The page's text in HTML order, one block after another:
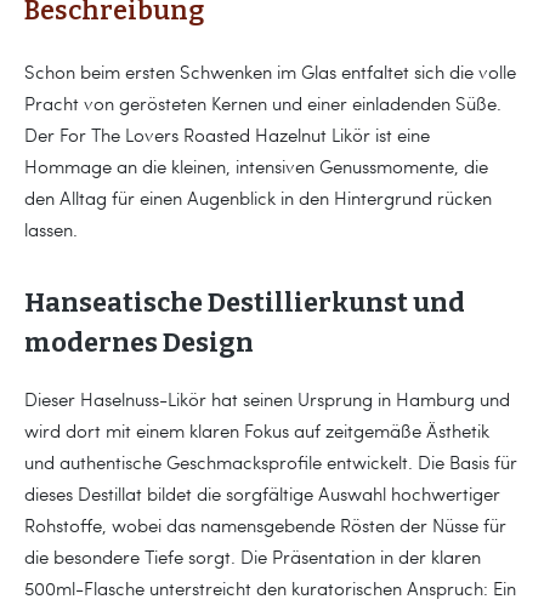
Beschreibung
Schon beim ersten Schwenken im Glas entfaltet sich die volle
Pracht von gerösteten Kernen und einer einladenden Süße.
Der For The Lovers Roasted Hazelnut Likör ist eine
Hommage an die kleinen, intensiven Genussmomente, die
den Alltag für einen Augenblick in den Hintergrund rücken
lassen.
Hanseatische Destillierkunst und
modernes Design
Dieser Haselnuss-Likör hat seinen Ursprung in Hamburg und
wird dort mit einem klaren Fokus auf zeitgemäße Ästhetik
und authentische Geschmacksprofile entwickelt. Die Basis für
dieses Destillat bildet die sorgfältige Auswahl hochwertiger
Rohstoffe, wobei das namensgebende Rösten der Nüsse für
die besondere Tiefe sorgt. Die Präsentation in der klaren
500ml-Flasche unterstreicht den kuratorischen Anspruch: Ein